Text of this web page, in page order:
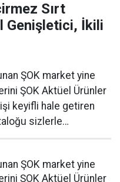
Sırt
Genişletici, İkili
ŞOK market yine
ŞOK Aktüel Ürünler
keyifli hale getiren
sizlerle…
ŞOK market yine
ŞOK Aktüel Ürünler